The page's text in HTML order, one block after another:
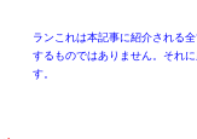
ランこれは本記事に紹介される
するものではありません。それ
す。